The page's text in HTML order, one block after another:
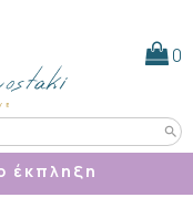
0
search
έκπληξη